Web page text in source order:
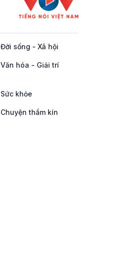
Đời sống - Xã hội
Văn hóa - Giải trí
Sức khỏe
Chuyện thầm kín